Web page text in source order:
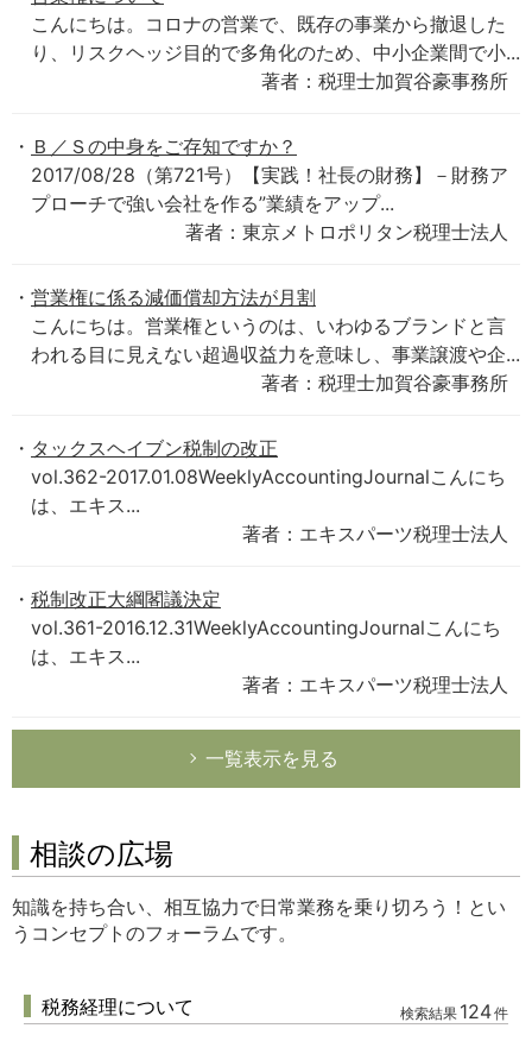
こんにちは。コロナの営業で、既存の事業から撤退した
り、リスクヘッジ目的で多角化のため、中小企業間で小...
著者：税理士加賀谷豪事務所
Ｂ／Ｓの中身をご存知ですか？
2017/08/28（第721号）【実践！社長の財務】－財務ア
プローチで強い会社を作る”業績をアップ...
著者：東京メトロポリタン税理士法人
営業権に係る減価償却方法が月割
こんにちは。営業権というのは、いわゆるブランドと言
われる目に見えない超過収益力を意味し、事業譲渡や企...
著者：税理士加賀谷豪事務所
タックスヘイブン税制の改正
vol.362-2017.01.08WeeklyAccountingJournalこんにち
は、エキス...
著者：エキスパーツ税理士法人
税制改正大綱閣議決定
vol.361-2016.12.31WeeklyAccountingJournalこんにち
は、エキス...
著者：エキスパーツ税理士法人
一覧表示を見る
相談の広場
知識を持ち合い、相互協力で日常業務を乗り切ろう！とい
うコンセプトのフォーラムです。
税務経理について 検索結果 124件